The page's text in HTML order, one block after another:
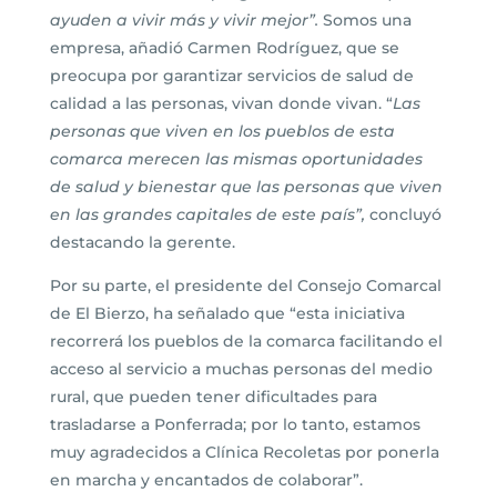
ayuden a vivir más y vivir mejor”. Somos una
empresa, añadió Carmen Rodríguez, que se
preocupa por garantizar servicios de salud de
calidad a las personas, vivan donde vivan. “Las
personas que viven en los pueblos de esta
comarca merecen las mismas oportunidades
de salud y bienestar que las personas que viven
en las grandes capitales de este país”, concluyó
destacando la gerente.
Por su parte, el presidente del Consejo Comarcal
de El Bierzo, ha señalado que “esta iniciativa
recorrerá los pueblos de la comarca facilitando el
acceso al servicio a muchas personas del medio
rural, que pueden tener dificultades para
trasladarse a Ponferrada; por lo tanto, estamos
muy agradecidos a Clínica Recoletas por ponerla
en marcha y encantados de colaborar”.